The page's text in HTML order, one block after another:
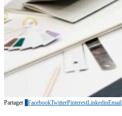
Partager FacebookTwitterPinterestLinkedinEmail